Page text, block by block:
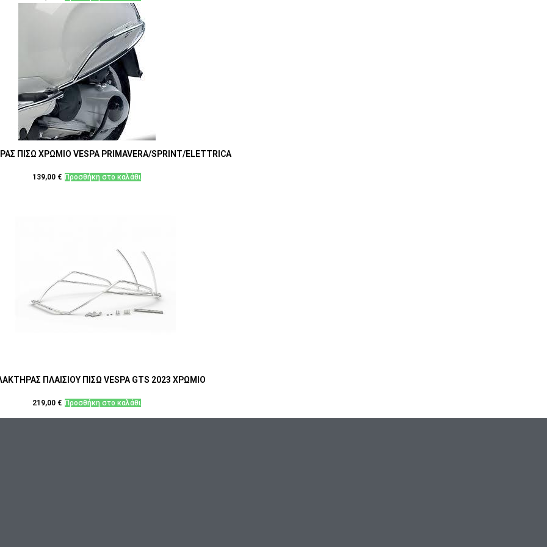
ΠΙΣΩ ΧΡΩΜΙΟ VESPA PRIMAVERA/SPRINT/ELETTRICA
139,00 € Προσθήκη στο καλάθι
ΠΛΑΙΣΙΟΥ ΠΙΣΩ VESPA GTS 2023 ΧΡΩΜΙΟ
219,00 € Προσθήκη στο καλάθι